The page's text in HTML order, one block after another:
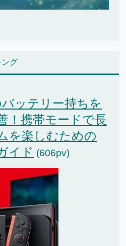
グ
ッテリー持ちを
！携帯モードで長
を楽しむための
イド (606pv)